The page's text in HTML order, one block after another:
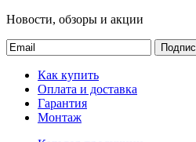
Новости, обзоры и акции
Как купить
Оплата и доставка
Гарантия
Монтаж